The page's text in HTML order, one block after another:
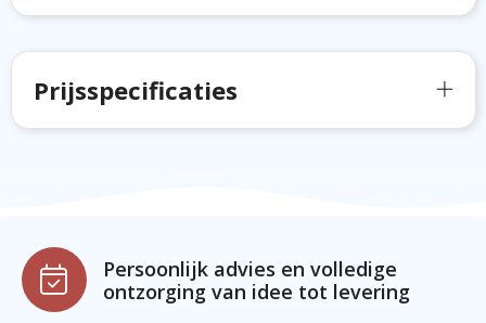
Prijsspecificaties
Persoonlijk advies en volledige
ontzorging van idee tot levering